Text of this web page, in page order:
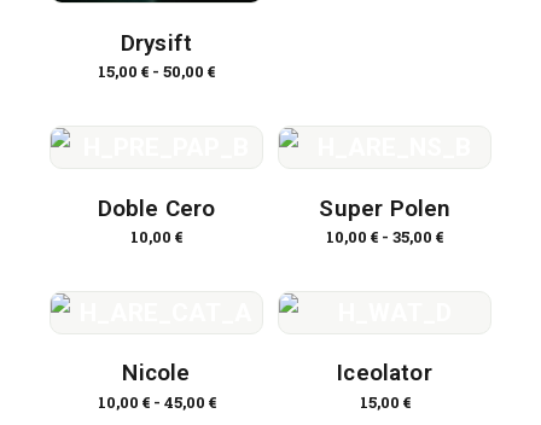
Drysift
15,00 € - 50,00 €
Doble Cero
10,00 €
Super Polen
10,00 € - 35,00 €
Nicole
10,00 € - 45,00 €
Iceolator
15,00 €